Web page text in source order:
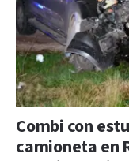
Combi con
camioneta en